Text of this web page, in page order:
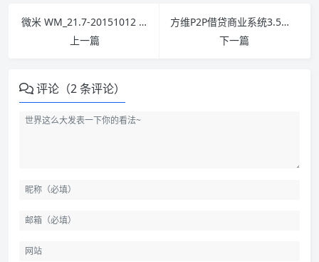
微米 WM_21.7-20151012 UTF8 程序同步包（完整版）完全免费下载
上一篇
方维P2P借贷商业系统3.5最新版+红/蓝两套模板+手机触屏版+官方APP
下一篇
评论（2 条评论）